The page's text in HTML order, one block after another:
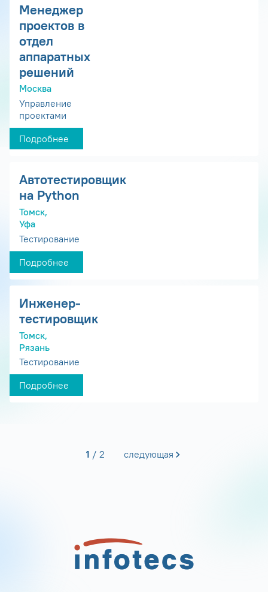
Менеджер
проектов в
отдел
аппаратных
решений
Москва
Управление
проектами
Подробнее
Автотестировщик
на Python
Томск,
Уфа
Тестирование
Подробнее
Инженер-
тестировщик
Томск,
Рязань
Тестирование
Подробнее
1 2 следующая